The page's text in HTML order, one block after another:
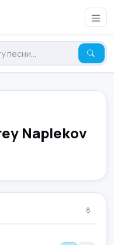
Naplekov
8